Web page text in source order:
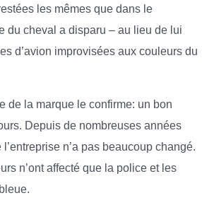
les mêmes que dans le
du cheval a disparu – au lieu de lui
d’avion improvisées aux couleurs du
de la marque le confirme: un bon
Depuis de nombreuses années
n’a pas beaucoup changé.
n’ont affecté que la police et les